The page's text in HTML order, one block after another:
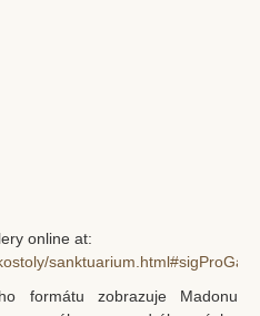
online at:
formátu zobrazuje Madonu